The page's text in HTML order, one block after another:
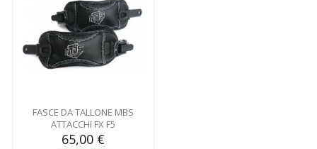
FASCE DA TALLONE MBS
ATTACCHI FX F5
65,00 €